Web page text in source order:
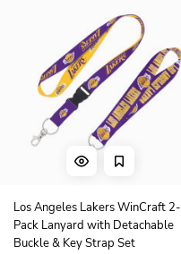
Los Angeles Lakers WinCraft 2-
Pack Lanyard with Detachable
Buckle & Key Strap Set